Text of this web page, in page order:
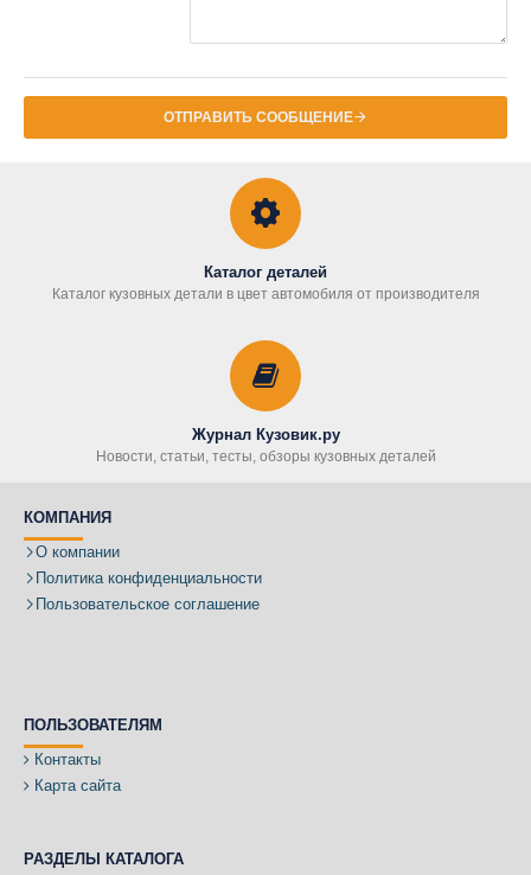
ОТПРАВИТЬ СООБЩЕНИЕ
Каталог деталей
Каталог кузовных детали в цвет автомобиля от производителя
Журнал Кузовик.ру
Новости, статьи, тесты, обзоры кузовных деталей
КОМПАНИЯ
О компании
Политика конфиденциальности
Пользовательское соглашение
ПОЛЬЗОВАТЕЛЯМ
Контакты
Карта сайта
РАЗДЕЛЫ КАТАЛОГА